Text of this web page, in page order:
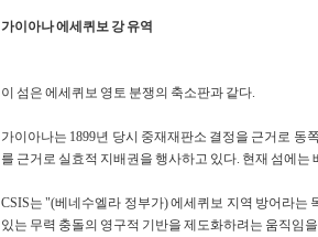
가이아나 에세퀴보 강 유역
이 섬은 에세퀴보 영토 분쟁의 축소판과 같다.
가이아나는 1899년 당시 중재재판소 결정을 근거로 동
를 근거로 실효적 지배권을 행사하고 있다. 현재 섬에는
CSIS는 "(베네수엘라 정부가) 에세퀴보 지역 방어라는
있는 무력 충돌의 영구적 기반을 제도화하려는 움직임